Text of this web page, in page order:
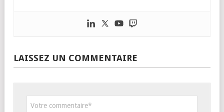
LAISSEZ UN COMMENTAIRE